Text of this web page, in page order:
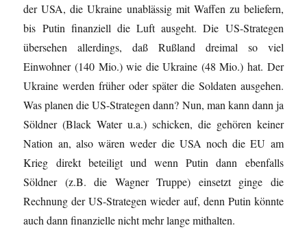
der USA, die Ukraine unablässig mit Waffen zu beliefern,
bis Putin finanziell die Luft ausgeht. Die US-Strategen
übersehen allerdings, daß Rußland dreimal so viel
Einwohner (140 Mio.) wie die Ukraine (48 Mio.) hat. Der
Ukraine werden früher oder später die Soldaten ausgehen.
Was planen die US-Strategen dann? Nun, man kann dann ja
Söldner (Black Water u.a.) schicken, die gehören keiner
Nation an, also wären weder die USA noch die EU am
Krieg direkt beteiligt und wenn Putin dann ebenfalls
Söldner (z.B. die Wagner Truppe) einsetzt ginge die
Rechnung der US-Strategen wieder auf, denn Putin könnte
auch dann finanzielle nicht mehr lange mithalten.